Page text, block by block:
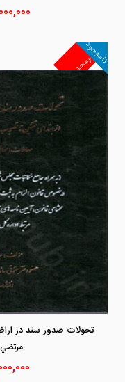
غیرمجد
ناموجود
مرتضي